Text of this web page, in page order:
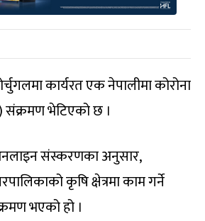
कार्यरत एक नेपालीमा कोरोना
संक्रमण भेटिएको छ ।
संस्करणका अनुसार,
कृषि क्षेत्रमा काम गर्ने
भएको हो ।